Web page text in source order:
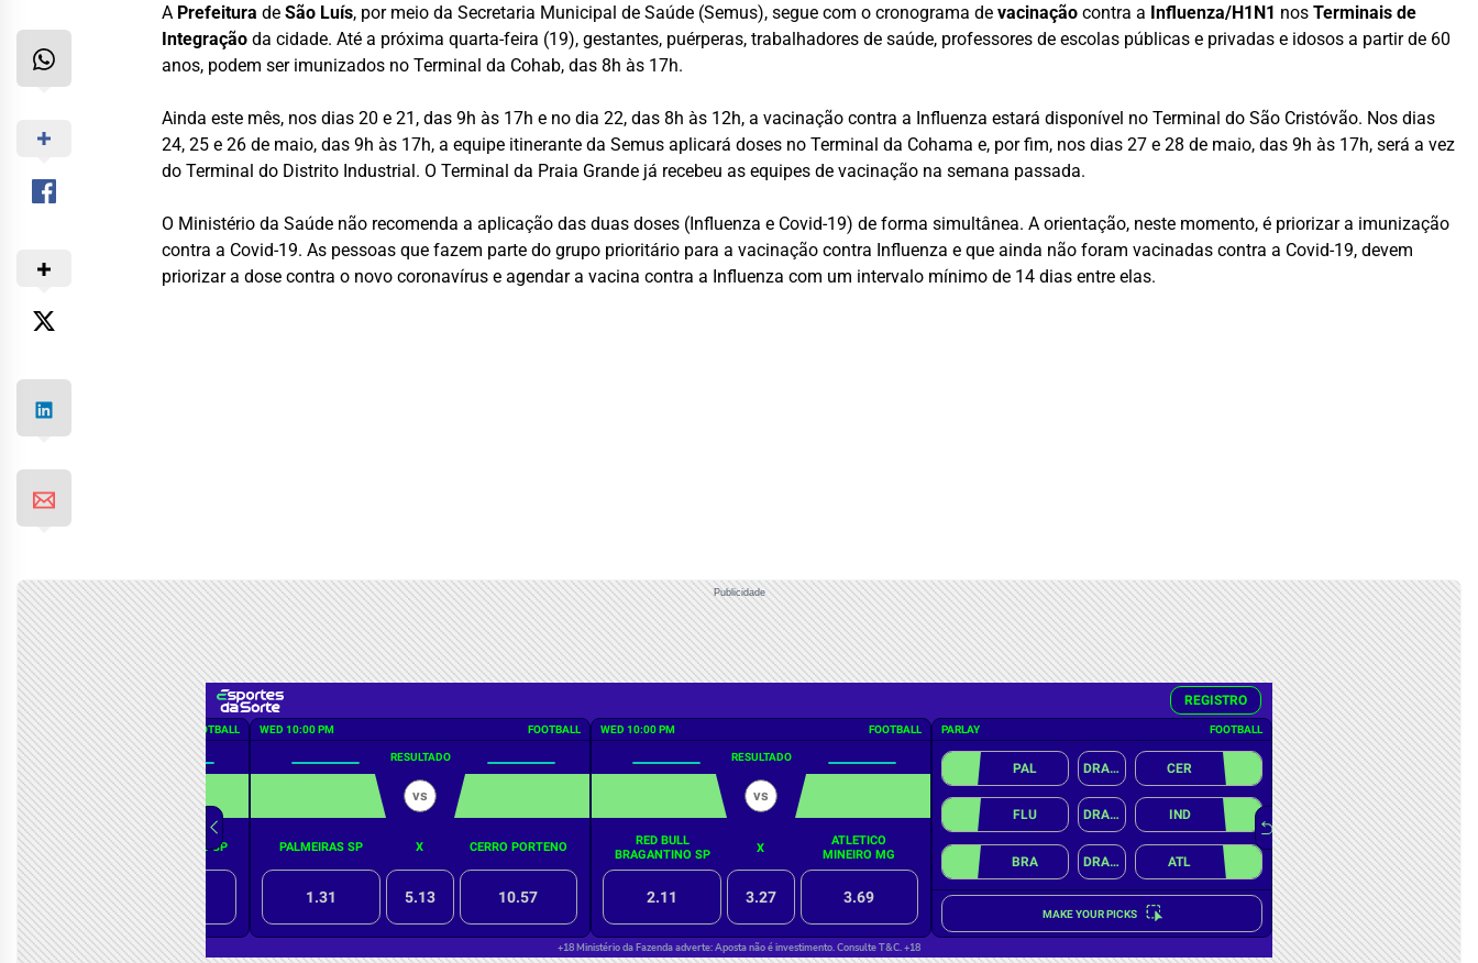
A Prefeitura de São Luís, por meio da Secretaria Municipal de Saúde (Semus), segue com o cronograma devacinação contra a Influenza/H1N1 nosTerminais de
Integração da cidade. Até a próxima quarta-feira (19), gestantes, puérperas, trabalhadores de saúde, professores de escolas públicas e privadas e idosos a partir de 60
anos, podem ser imunizados no Terminal da Cohab, das 8h às 17h.
Ainda este mês, nos dias 20 e 21, das 9h às 17h e no dia 22, das 8h às 12h, a vacinação contra a Influenza estará disponível no Terminal do São Cristóvão. Nos dias
24, 25 e 26 de maio, das 9h às 17h, a equipe itinerante da Semus aplicará doses no Terminal da Cohama e, por fim, nos dias 27 e 28 de maio, das 9h às 17h, será a vez
do Terminal do Distrito Industrial. O Terminal da Praia Grande já recebeu as equipes de vacinação na semana passada.
O Ministério da Saúde não recomenda a aplicação das duas doses (Influenza e Covid-19) de forma simultânea. A orientação, neste momento, é priorizar a imunização
contra a Covid-19. As pessoas que fazem parte do grupo prioritário para a vacinação contra Influenza e que ainda não foram vacinadas contra a Covid-19, devem
priorizar a dose contra o novo coronavírus e agendar a vacina contra a Influenza com um intervalo mínimo de 14 dias entre elas.
Publicidade